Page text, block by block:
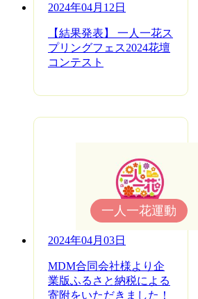
2024年04月12日
【結果発表】 一人一花ス
プリングフェス2024花壇
コンテスト
2024年04月03日
MDM合同会社様より企
業版ふるさと納税による
寄附をいただきました！
一人一花運動